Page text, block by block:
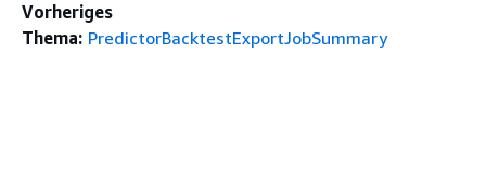
Vorheriges
Thema: PredictorBacktestExportJobSummary